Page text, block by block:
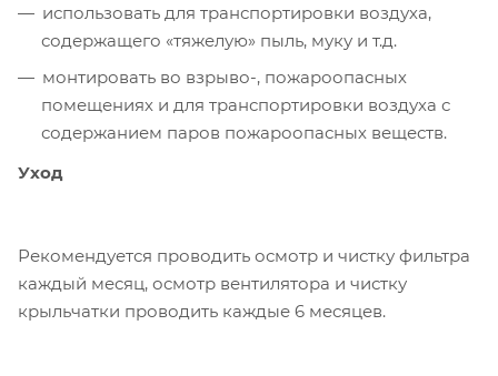
использовать для транспортировки воздуха,
содержащего «тяжелую» пыль, муку и т.д.
монтировать во взрыво-, пожароопасных
помещениях и для транспортировки воздуха с
содержанием паров пожароопасных веществ.
Уход
Рекомендуется проводить осмотр и чистку фильтра
каждый месяц, осмотр вентилятора и чистку
крыльчатки проводить каждые 6 месяцев.